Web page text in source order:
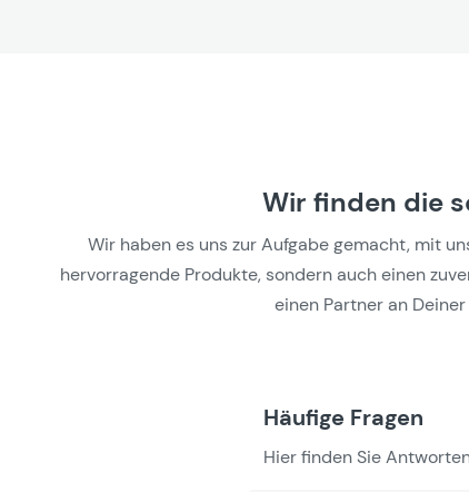
Wir finden die
Wir haben es uns zur Aufgabe gemacht, mit
hervorragende Produkte, sondern auch einen
einen Partner an
Häufige Fragen
Hier finden Sie